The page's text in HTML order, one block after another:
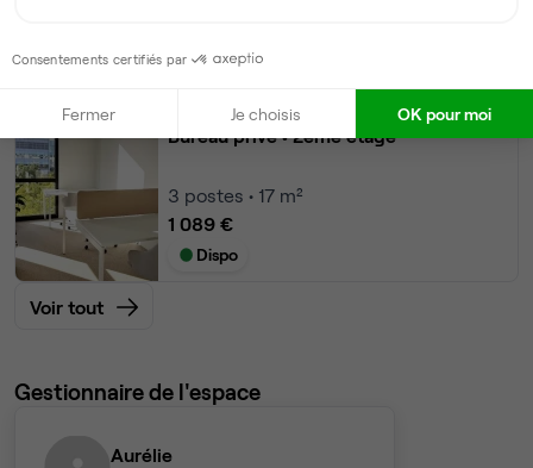
1 100 €
Bureau privé• 2ème étage
3 postes • 17 m²
1 089 €
Dispo
Voir tout
Gestionnaire de l'espace
Aurélie
Consentements certifiés par
Fermer Je choisis OK pour moi